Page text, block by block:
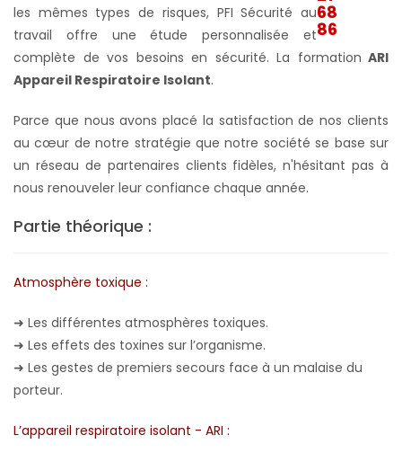
les mêmes types de risques, PFI Sécurité au
travail offre une étude personnalisée et
complète de vos besoins en sécurité. La formation ARI
Appareil Respiratoire Isolant.
Parce que nous avons placé la satisfaction de nos clients
au cœur de notre stratégie que notre société se base sur
un réseau de partenaires clients fidèles, n'hésitant pas à
nous renouveler leur confiance chaque année.
Partie théorique :
Atmosphère toxique :
➜ Les différentes atmosphères toxiques.
➜ Les effets des toxines sur l’organisme.
➜ Les gestes de premiers secours face à un malaise du
porteur.
L’appareil respiratoire isolant - ARI :